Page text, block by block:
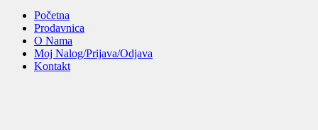
Početna
Prodavnica
O Nama
Moj Nalog/Prijava/Odjava
Kontakt